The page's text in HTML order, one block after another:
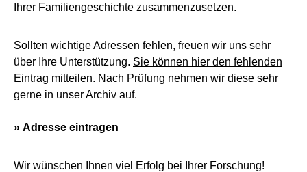
Ihrer Familiengeschichte zusammenzusetzen.
Sollten wichtige Adressen fehlen, freuen wir uns sehr
über Ihre Unterstützung. Sie können hier den fehlenden
Eintrag mitteilen. Nach Prüfung nehmen wir diese sehr
gerne in unser Archiv auf.
» Adresse eintragen
Wir wünschen Ihnen viel Erfolg bei Ihrer Forschung!